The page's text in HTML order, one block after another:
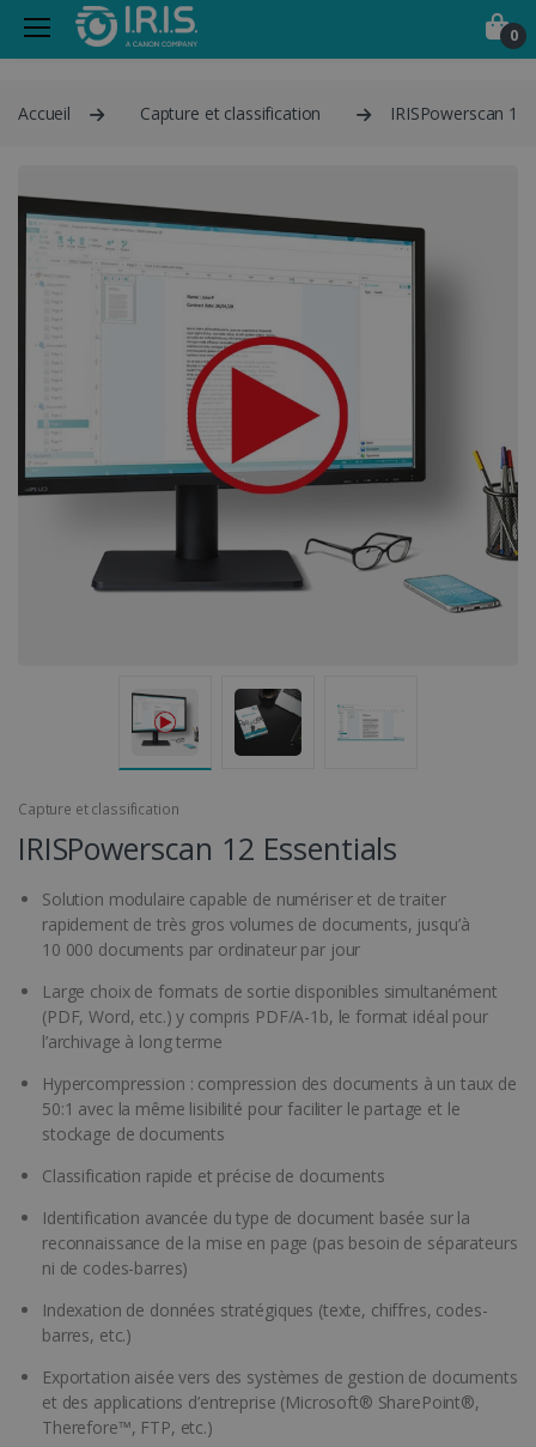
0
Accueil Capture et classification IRISPowerscan 12
Capture et classification
IRISPowerscan 12 Essentials
Solution modulaire capable de numériser et de traiter
rapidement de très gros volumes de documents, jusqu’à
10 000 documents par ordinateur par jour
Large choix de formats de sortie disponibles simultanément
(PDF, Word, etc.) y compris PDF/A-1b, le format idéal pour
l’archivage à long terme
Hypercompression : compression des documents à un taux de
50:1 avec la même lisibilité pour faciliter le partage et le
stockage de documents
Classification rapide et précise de documents
Identification avancée du type de document basée sur la
reconnaissance de la mise en page (pas besoin de séparateurs
ni de codes-barres)
Indexation de données stratégiques (texte, chiffres, codes-
barres, etc.)
Exportation aisée vers des systèmes de gestion de documents
et des applications d’entreprise (Microsoft® SharePoint®,
Therefore™, FTP, etc.)